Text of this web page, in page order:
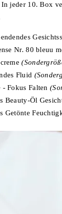
jeder 10. Box
Nr. 80 bleuu
Fluid
- Fokus Falten
Beauty-Öl
Getönte